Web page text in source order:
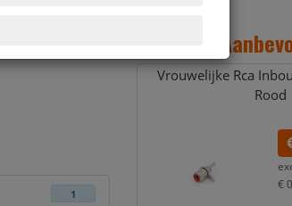
1
Vrouwelijke Rca
Rood
€